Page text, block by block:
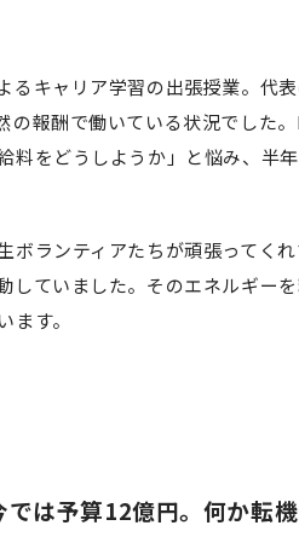
るキャリア学習の出張授業。代
の報酬で働いている状況でした
料をどうしようか」と悩み、半
ランティアたちが頑張ってく
していました。そのエネルギー
す。
は予算12億円。何か転機